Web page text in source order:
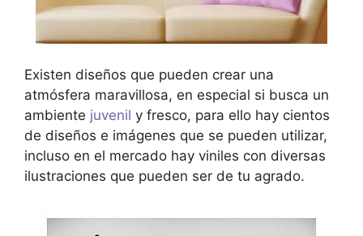
Existen diseños que pueden crear una
atmósfera maravillosa, en especial si busca un
ambiente juvenil y fresco, para ello hay cientos
de diseños e imágenes que se pueden utilizar,
incluso en el mercado hay viniles con diversas
ilustraciones que pueden ser de tu agrado.